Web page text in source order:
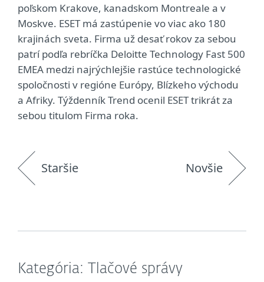
poľskom Krakove, kanadskom Montreale a v
Moskve. ESET má zastúpenie vo viac ako 180
krajinách sveta. Firma už desať rokov za sebou
patrí podľa rebríčka Deloitte Technology Fast 500
EMEA medzi najrýchlejšie rastúce technologické
spoločnosti v regióne Európy, Blízkeho východu
a Afriky. Týždenník Trend ocenil ESET trikrát za
sebou titulom Firma roka.
Staršie Novšie
Kategória: Tlačové správy